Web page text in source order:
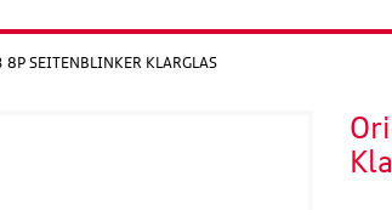
SEITENBLINKER KLARGLAS